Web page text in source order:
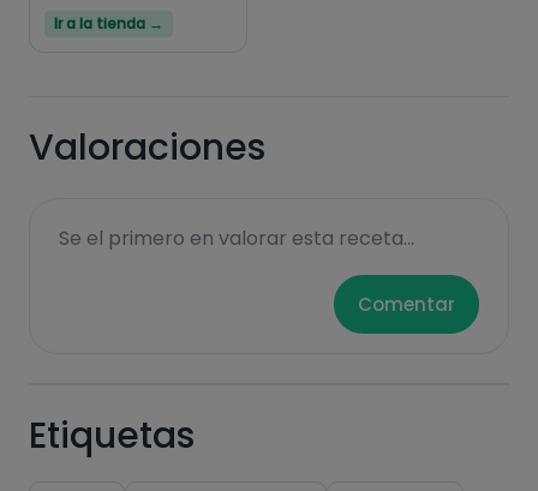
Ir a la tienda →
Valoraciones
Se el primero en valorar esta receta...
Comentar
Etiquetas